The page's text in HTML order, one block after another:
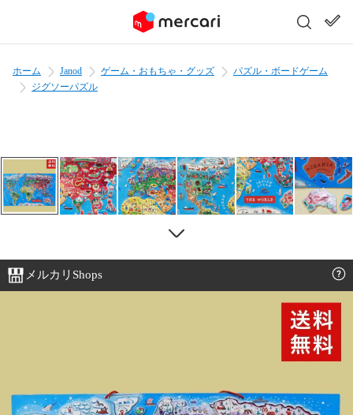
ホーム Janod ゲーム・おもちゃ・グッズ
パズル・ボードゲーム
ジグソーパズル
メルカリShops